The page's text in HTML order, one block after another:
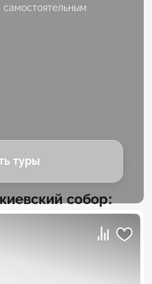
туры
собор: